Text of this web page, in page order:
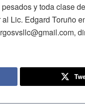
y toda clase
Lic. Edgard Toruño